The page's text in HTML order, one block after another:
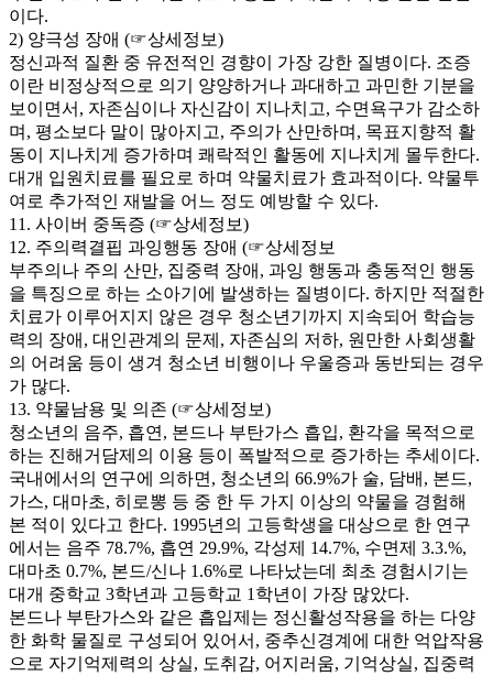
이다.
2) 양극성 장애 (☞상세정보)
정신과적 질환 중 유전적인 경향이 가장 강한 질병이다. 조증
이란 비정상적으로 의기 양양하거나 과대하고 과민한 기분을
보이면서, 자존심이나 자신감이 지나치고, 수면욕구가 감소하
며, 평소보다 말이 많아지고, 주의가 산만하며, 목표지향적 활
동이 지나치게 증가하며 쾌락적인 활동에 지나치게 몰두한다.
대개 입원치료를 필요로 하며 약물치료가 효과적이다. 약물투
여로 추가적인 재발을 어느 정도 예방할 수 있다.
11. 사이버 중독증 (☞상세정보)
12. 주의력결핍 과잉행동 장애 (☞상세정보
부주의나 주의 산만, 집중력 장애, 과잉 행동과 충동적인 행동
을 특징으로 하는 소아기에 발생하는 질병이다. 하지만 적절한
치료가 이루어지지 않은 경우 청소년기까지 지속되어 학습능
력의 장애, 대인관계의 문제, 자존심의 저하, 원만한 사회생활
의 어려움 등이 생겨 청소년 비행이나 우울증과 동반되는 경우
가 많다.
13. 약물남용 및 의존 (☞상세정보)
청소년의 음주, 흡연, 본드나 부탄가스 흡입, 환각을 목적으로
하는 진해거담제의 이용 등이 폭발적으로 증가하는 추세이다.
국내에서의 연구에 의하면, 청소년의 66.9%가 술, 담배, 본드,
가스, 대마초, 히로뽕 등 중 한 두 가지 이상의 약물을 경험해
본 적이 있다고 한다. 1995년의 고등학생을 대상으로 한 연구
에서는 음주 78.7%, 흡연 29.9%, 각성제 14.7%, 수면제 3.3.%,
대마초 0.7%, 본드/신나 1.6%로 나타났는데 최초 경험시기는
대개 중학교 3학년과 고등학교 1학년이 가장 많았다.
본드나 부탄가스와 같은 흡입제는 정신활성작용을 하는 다양
한 화학 물질로 구성되어 있어서, 중추신경계에 대한 억압작용
으로 자기억제력의 상실, 도취감, 어지러움, 기억상실, 집중력